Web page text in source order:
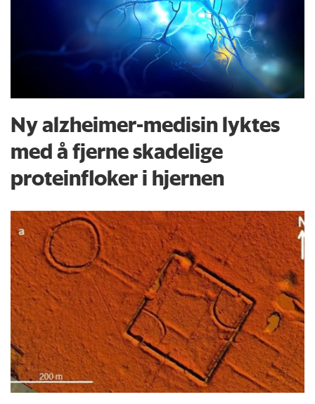
Ny alzheimer-medisin lyktes
med å fjerne skadelige
proteinfloker i hjernen